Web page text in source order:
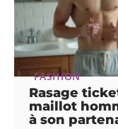
FASHION
Rasage
maillot
à son